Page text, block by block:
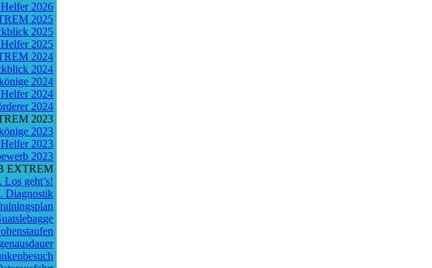
2026
2025
2025
2025
2024
2024
2024
2024
2024
2023
2023
2023
2023
EXTREM
Los geht’s!
Diagnostik